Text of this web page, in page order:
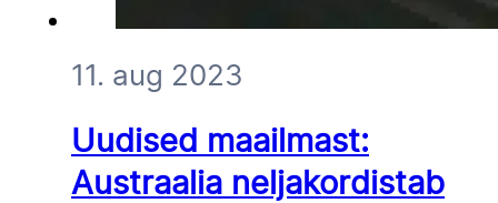
11. aug 2023
Uudised maailmast:
Austraalia neljakordistab